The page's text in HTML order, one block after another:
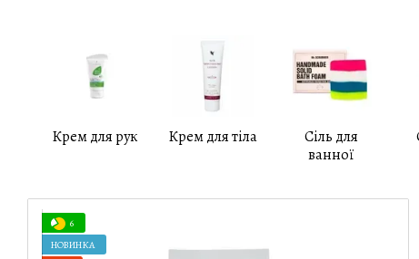
Крем для рук Крем для тіла
Сіль для
ванної
6
НОВИНКА